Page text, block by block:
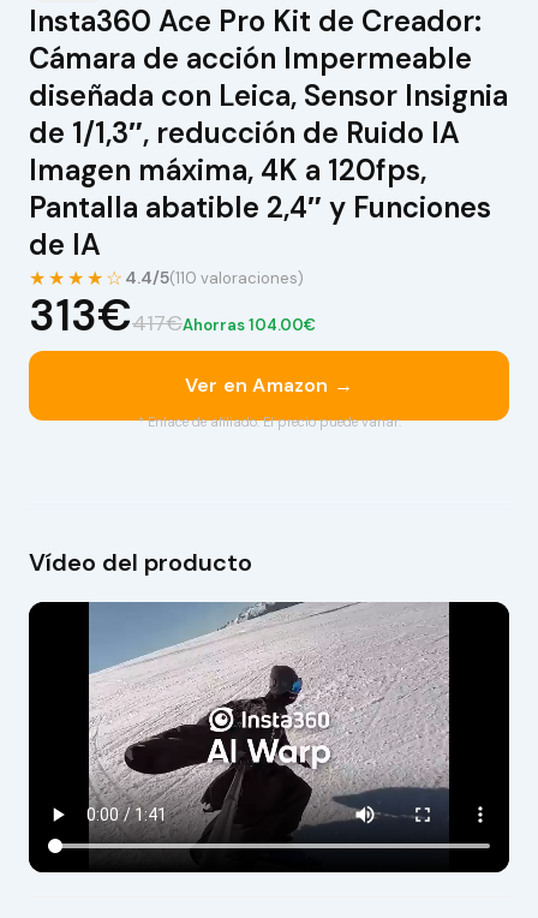
Insta360 Ace Pro Kit de Creador:
Cámara de acción Impermeable
diseñada con Leica, Sensor Insignia
de 1/1,3″, reducción de Ruido IA
Imagen máxima, 4K a 120fps,
Pantalla abatible 2,4″ y Funciones
de IA
★★★★☆ 4.4/5(110 valoraciones)
313€417€Ahorras 104.00€
Ver en Amazon →
* Enlace de afiliado. El precio puede variar.
Vídeo del producto